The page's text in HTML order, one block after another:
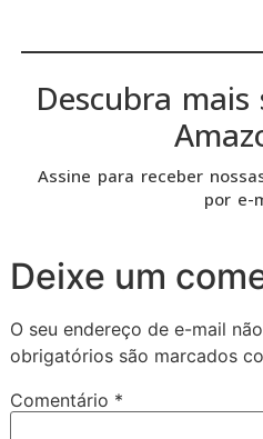
Descubra
Assine para receber
por e-
Deixe um
O seu endereço de e-mail
obrigatórios são marcados
Comentário *